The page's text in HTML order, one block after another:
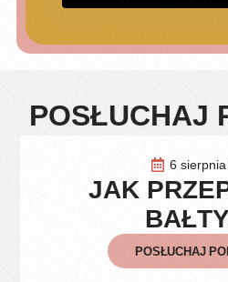
POSŁUCHAJ
6
JAK
POSŁUCHAJ